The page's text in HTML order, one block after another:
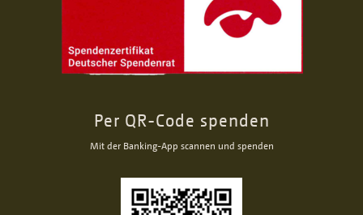
Per QR-Code spenden
Mit der Banking-App scannen und spenden